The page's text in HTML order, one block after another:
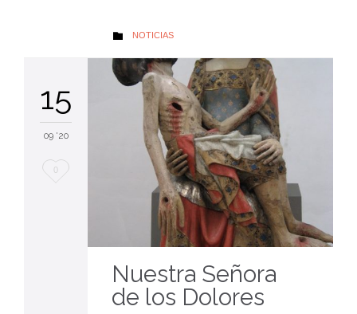
 AUTOR
NOTICIAS
15
09 '20
Me
0
Nuestra Señora
de los Dolores